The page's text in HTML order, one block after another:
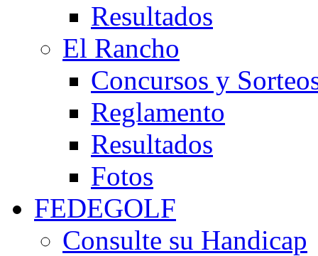
Resultados
El Rancho
Concursos y
Reglamento
Resultados
Fotos
FEDEGOLF
Consulte su Handicap